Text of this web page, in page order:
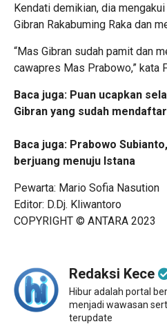
Kendati demikian, dia
Gibran Rakabuming Raka dan
“Mas Gibran sudah pamit dan
cawapres Mas Prabowo,” kata
Baca juga: Puan ucapkan
Gibran yang sudah
Baca juga: Prabowo
berjuang menuju Istana
Pewarta: Mario Sofia Nasution
Editor: D.Dj. Kliwantoro
COPYRIGHT © ANTARA 2023
Redaksi Kece
Hibur adalah portal
menjadi wawasan
terupdate